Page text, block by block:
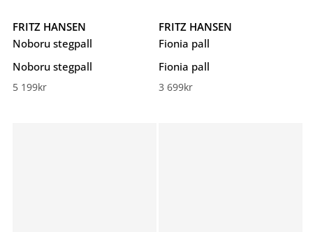
FRITZ HANSEN
Noboru stegpall
Noboru stegpall
5 199kr
FRITZ HANSEN
Fionia pall
Fionia pall
3 699kr